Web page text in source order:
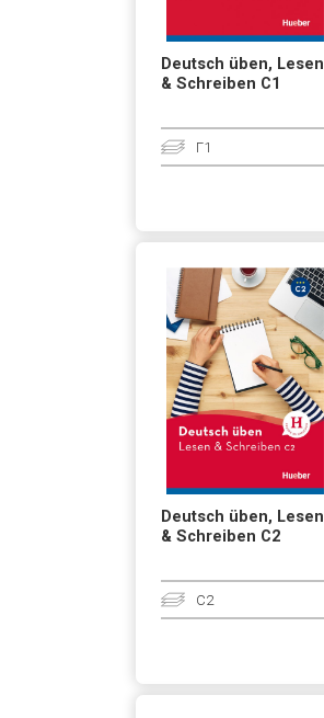
Deutsch üben, Lesen
& Schreiben C1
Γ1
Deutsch üben, Lesen
& Schreiben C2
C2